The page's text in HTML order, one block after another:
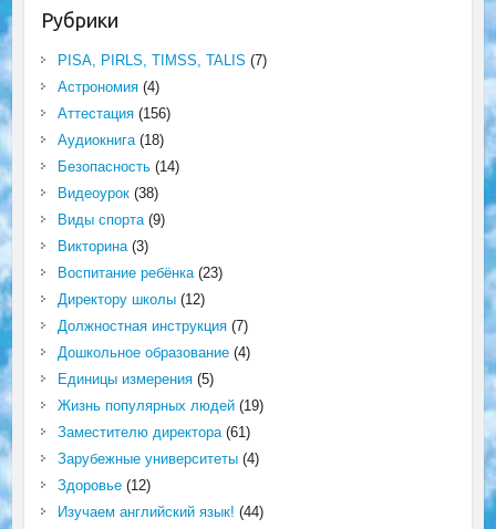
Рубрики
PISA, PIRLS, TIMSS, TALIS (7)
Астрономия(4)
Аттестация(156)
Аудиокнига(18)
Безопасность(14)
Видеоурок(38)
Виды спорта(9)
Викторина(3)
Воспитание ребёнка(23)
Директору школы(12)
Должностная инструкция(7)
Дошкольное образование(4)
Единицы измерения(5)
Жизнь популярных людей(19)
Заместителю директора(61)
Зарубежные университеты(4)
Здоровье(12)
Изучаем английский язык! (44)